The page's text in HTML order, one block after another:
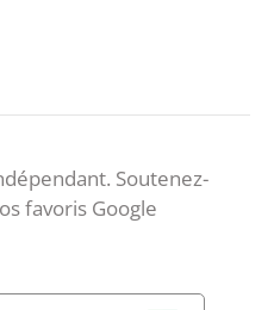
Soutenez-
favoris Google